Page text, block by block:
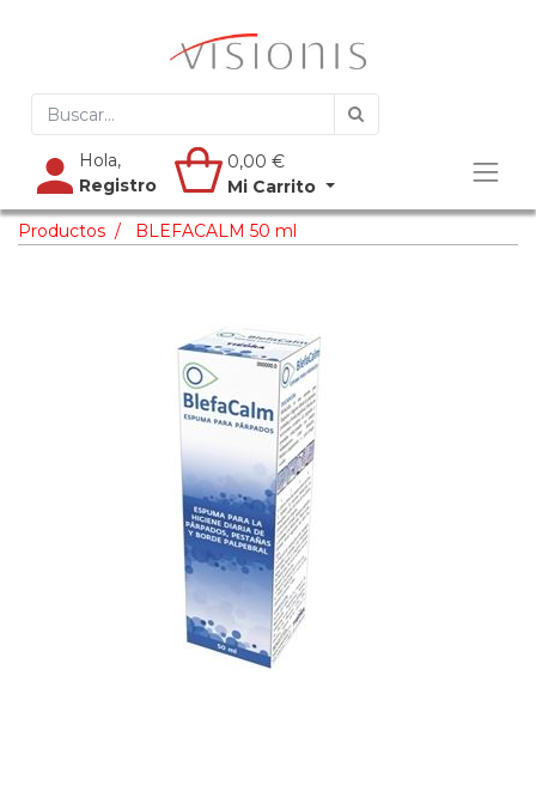
Hola,
Registro
0,00 €
Mi Carrito
Productos BLEFACALM 50 ml